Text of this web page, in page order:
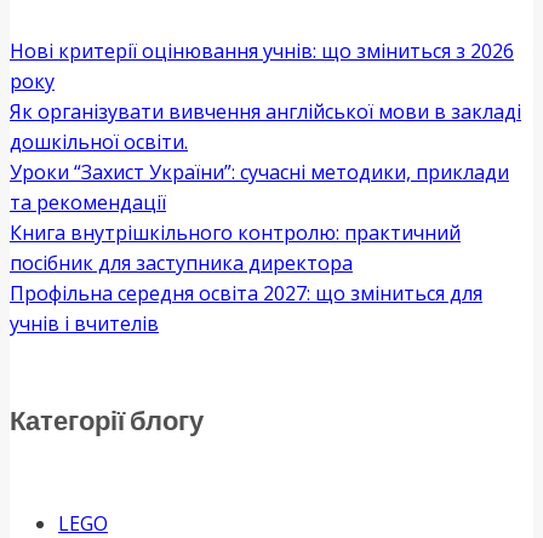
Нові критерії оцінювання учнів: що зміниться з 2026
року
Як організувати вивчення англійської мови в закладі
дошкільної освіти.
Уроки “Захист України”: сучасні методики, приклади
та рекомендації
Книга внутрішкільного контролю: практичний
посібник для заступника директора
Профільна середня освіта 2027: що зміниться для
учнів і вчителів
Категорії блогу
LEGO